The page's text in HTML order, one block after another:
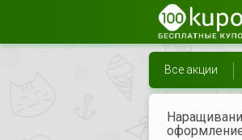
Все акции
оформление